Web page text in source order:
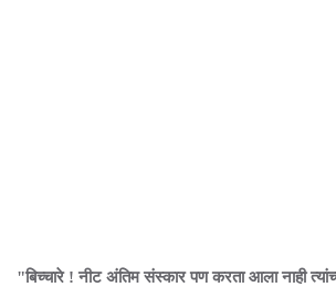
"बिच्चारे ! नीट अंतिम संस्कार पण करता आला नाही